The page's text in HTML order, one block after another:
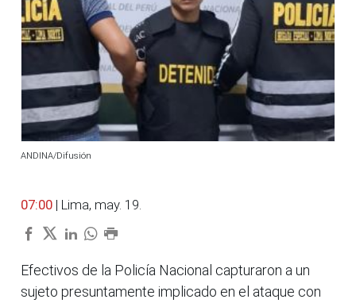
ANDINA/Difusión
07:00 | Lima, may. 19.
Efectivos de la Policía Nacional capturaron a un
sujeto presuntamente implicado en el ataque con